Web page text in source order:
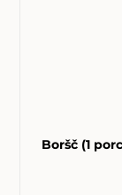
Boršč (1